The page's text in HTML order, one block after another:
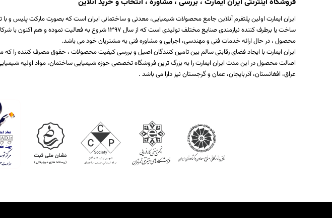
ایران ایمارت اولین پلتفرم آنلاین جامع محصولات شیمیایی، معدنی و ساختمانی ایران است که بصورت مارکت پلیس و
ساخت یا برطرف کننده نیازمندی صنایع مختلف تولیدی است که
محصول ، در حال ارائه خدمات فنی و مهندسی، اجرایی و مشاوره فنی به مشتریان خود می باشد.
ایران ایمارت با ایجاد فضای رقابتی سالم بین تامین کنندگان اصیل و بررسی کیفیت محصولات ، حقوق مصرف کننده
اصالت محصول در این مدت ایران ایمارت را به بزرگ ترین فروشگاه تخصصی حوزه شیمیایی ساختمان، مواد اولیه
عراق، افغانستان، آذربایجان، عمان و گرجستان نیز دارا می باشد .